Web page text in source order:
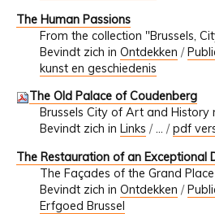
The Human Passions
From the collection "Brussels,
Bevindt zich in Ontdekken /
kunst en geschiedenis
The Old Palace of Coudenberg
Brussels City of Art and History
Bevindt zich in Links /… /pdf
The Restauration of an Exceptional
The Façades of the Grand Place
Bevindt zich in Ontdekken /
Erfgoed Brussel